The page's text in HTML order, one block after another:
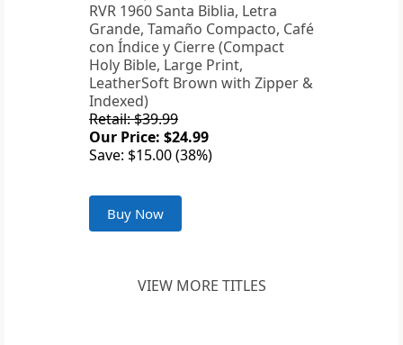
RVR 1960 Santa Biblia, Letra
Grande, Tamaño Compacto, Café
con Índice y Cierre (Compact
Holy Bible, Large Print,
LeatherSoft Brown with Zipper &
Indexed)
Retail: $39.99
Our Price: $24.99
Save: $15.00 (38%)
Buy Now
VIEW MORE TITLES